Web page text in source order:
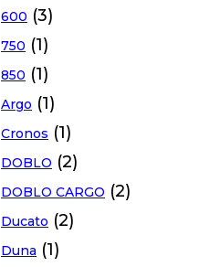
600 (3)
750 (1)
850 (1)
Argo (1)
Cronos (1)
DOBLO (2)
DOBLO CARGO (2)
Ducato (2)
Duna (1)